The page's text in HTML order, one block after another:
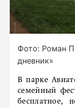
Фото: Роман
дневник»
В парке
семейный
бесплатное,